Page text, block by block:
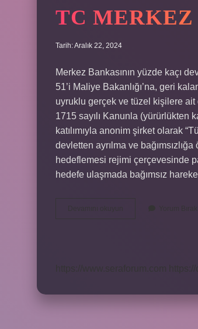
TC
Tarih: Aralık 22, 2024
Merkez Bankasının yüzde kaçı
51’i Maliye Bakanlığı’na, geri
uyruklu gerçek ve tüzel kişilere
1715 sayılı Kanunla (yürürlükten
katılımıyla anonim şirket olarak
devletten ayrılma ve
hedeflemesi rejimi çerçevesinde
hedefe ulaşmada bağımsız